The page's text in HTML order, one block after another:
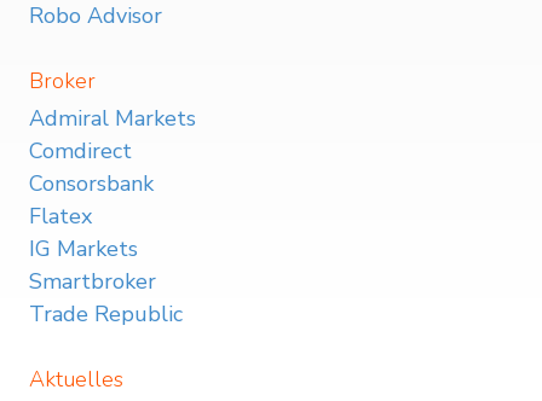
Robo Advisor
Broker
Admiral Markets
Comdirect
Consorsbank
Flatex
IG Markets
Smartbroker
Trade Republic
Aktuelles